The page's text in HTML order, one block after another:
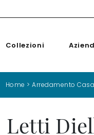
Collezioni
Home > Arredamento Casa
Letti